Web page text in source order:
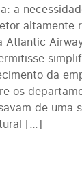
a
altamente
Atlantic
da
os
de uma
[…]